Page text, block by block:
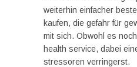
weiterhin einfacher
kaufen, die gefahr für
mit sich. Obwohl es
health service, dabei
stressoren verringerst.